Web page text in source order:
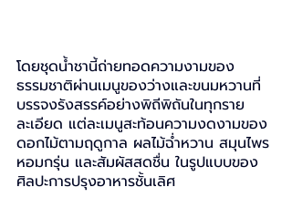
โดยชุดน้ำชานี้ถ่ายทอดความงามของ
ธรรมชาติผ่านเมนูของว่างและขนมหวานที่
บรรจงรังสรรค์อย่างพิถีพิถันในทุกราย
ละเอียด แต่ละเมนูสะท้อนความงดงามของ
ดอกไม้ตามฤดูกาล ผลไม้ฉ่ำหวาน สมุนไพร
หอมกรุ่น และสัมผัสสดชื่น ในรูปแบบของ
ศิลปะการปรุงอาหารชั้นเลิศ